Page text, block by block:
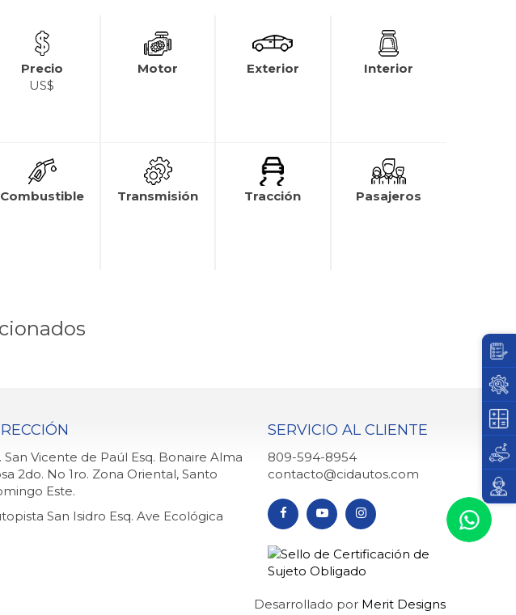
Precio
US$
Motor Exterior Interior
Combustible Transmisión Tracción Pasajeros
San Vicente de Paúl Esq. Bonaire Alma
2do. No 1ro. Zona Oriental, Santo
Este.
San Isidro Esq. Ave Ecológica
SERVICIO AL CLIENTE
809-594-8954
contacto@cidautos.com
Desarrollado por Merit Designs